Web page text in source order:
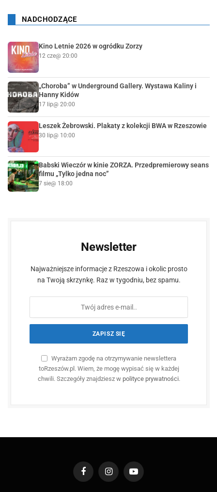
NADCHODZĄCE
Kino Letnie 2026 w ogródku Zorzy
12 cze@ 20:00
„Choroba” w Underground Gallery. Wystawa Kaliny i
Hanny Kidów
17 lip@ 20:00
Leszek Żebrowski. Plakaty z kolekcji BWA w Rzeszowie
30 lip@ 10:00
Babski Wieczór w kinie ZORZA. Przedpremierowy seans
filmu „Tylko jedna noc”
7 sie@ 18:00
Newsletter
Najważniejsze informacje z Rzeszowa i okolic prosto
na Twoją skrzynkę. Raz w tygodniu, bez spamu.
Wyrażam zgodę na otrzymywanie newslettera
toRzeszów.pl. Wiem, że mogę wypisać się w każdej
chwili. Szczegóły znajdziesz w polityce prywatności.
FacebookInstagramYouTube